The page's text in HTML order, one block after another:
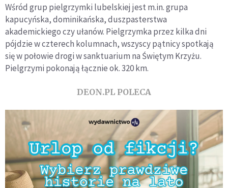
Wśród grup pielgrzymki lubelskiej jest m.in. grupa
kapucyńska, dominikańska, duszpasterstwa
akademickiego czy ułanów. Pielgrzymka przez kilka dni
pójdzie w czterech kolumnach, wszyscy pątnicy spotkają
się w połowie drogi w sanktuarium na Świętym Krzyżu.
Pielgrzymi pokonają łącznie ok. 320 km.
DEON.PL POLECA